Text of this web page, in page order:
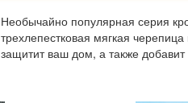
Необычайно популярная серия
трехлепестковая мягкая
защитит ваш дом, а также